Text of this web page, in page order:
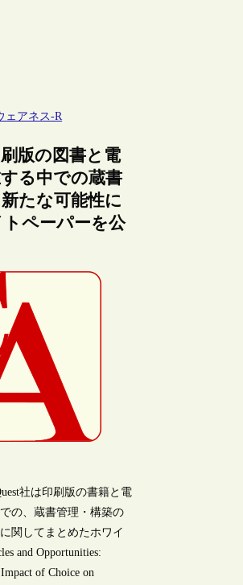
ェアネス-R
版の図書と電
る中での蔵書
たな可能性に
ペーパーを公
社は印刷版の書籍と電
の、蔵書管理・構築の
関してまとめたホワイ
and Opportunities:
of Choice on